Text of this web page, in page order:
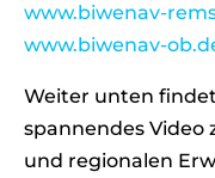
www.biwenav-
www.biwenav-
Weiter unten
spannendes Video
und regionalen